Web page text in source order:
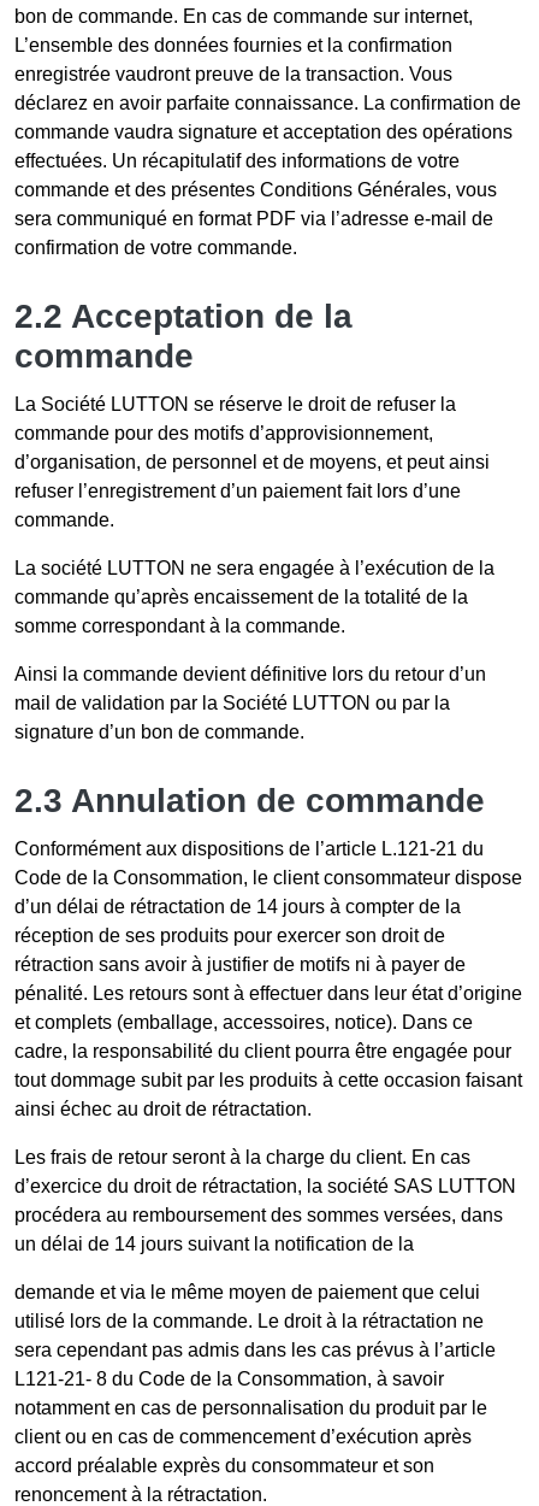
bon de commande. En cas de commande sur internet,
L’ensemble des données fournies et la confirmation
enregistrée vaudront preuve de la transaction. Vous
déclarez en avoir parfaite connaissance. La confirmation de
commande vaudra signature et acceptation des opérations
effectuées. Un récapitulatif des informations de votre
commande et des présentes Conditions Générales, vous
sera communiqué en format PDF via l’adresse e-mail de
confirmation de votre commande.
2.2 Acceptation de la
commande
La Société LUTTON se réserve le droit de refuser la
commande pour des motifs d’approvisionnement,
d’organisation, de personnel et de moyens, et peut ainsi
refuser l’enregistrement d’un paiement fait lors d’une
commande.
La société LUTTON ne sera engagée à l’exécution de la
commande qu’après encaissement de la totalité de la
somme correspondant à la commande.
Ainsi la commande devient définitive lors du retour d’un
mail de validation par la Société LUTTON ou par la
signature d’un bon de commande.
2.3 Annulation de commande
Conformément aux dispositions de l’article L.121-21 du
Code de la Consommation, le client consommateur dispose
d’un délai de rétractation de 14 jours à compter de la
réception de ses produits pour exercer son droit de
rétraction sans avoir à justifier de motifs ni à payer de
pénalité. Les retours sont à effectuer dans leur état d’origine
et complets (emballage, accessoires, notice). Dans ce
cadre, la responsabilité du client pourra être engagée pour
tout dommage subit par les produits à cette occasion faisant
ainsi échec au droit de rétractation.
Les frais de retour seront à la charge du client. En cas
d’exercice du droit de rétractation, la société SAS LUTTON
procédera au remboursement des sommes versées, dans
un délai de 14 jours suivant la notification de la
demande et via le même moyen de paiement que celui
utilisé lors de la commande. Le droit à la rétractation ne
sera cependant pas admis dans les cas prévus à l’article
L121-21- 8 du Code de la Consommation, à savoir
notamment en cas de personnalisation du produit par le
client ou en cas de commencement d’exécution après
accord préalable exprès du consommateur et son
renoncement à la rétractation.